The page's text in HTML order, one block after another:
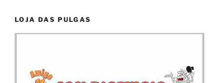
LOJA DAS PULGAS